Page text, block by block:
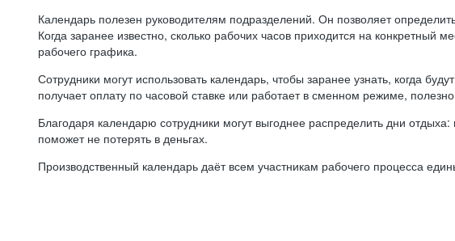
Календарь полезен руководителям подразделений. Он позволяет
Когда заранее известно, сколько рабочих часов приходится на
рабочего графика.
Сотрудники могут использовать календарь, чтобы заранее узнать, когда
получает оплату по часовой ставке или работает в сменном режиме,
Благодаря календарю сотрудники могут выгоднее распределить дни
поможет не потерять в деньгах.
Производственный календарь даёт всем участникам рабочего процесса